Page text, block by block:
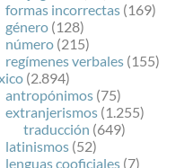
formas incorrectas (169)
género (128)
número (215)
regímenes verbales (155)
(2.894)
antropónimos (75)
extranjerismos (1.255)
traducción (649)
latinismos (52)
lenguas cooficiales (7)